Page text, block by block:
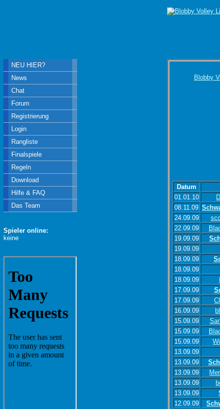
Blobby
Datum
01.01.10
08.11.09
24.09.09
22.09.09
19.09.09
19.09.09
18.09.09
18.09.09
18.09.09
17.09.09
17.09.09
16.09.09
15.09.09
15.09.09
15.09.09
13.09.09
13.09.09
13.09.09
13.09.09
13.09.09
12.09.09
NEU HIER?
News
Chat
Forum
Registrierung
Login
Rangliste
Finalspiele
Regeln
Download
Hilfe & FAQ
Das Team
Spieler online:
keine